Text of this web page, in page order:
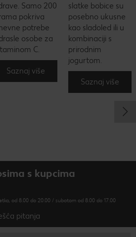
Samo 200
pokriva
potrebe
osobe za
C.
Saznaj više
slatke bobice su
posebno ukusne
kao sladoled ili u
kombinaciji s
prirodnim
jogurtom.
Saznaj više
s kupcima
od 8.00 do 20.00 / subotom od 8.00 do 17.00
pitanja